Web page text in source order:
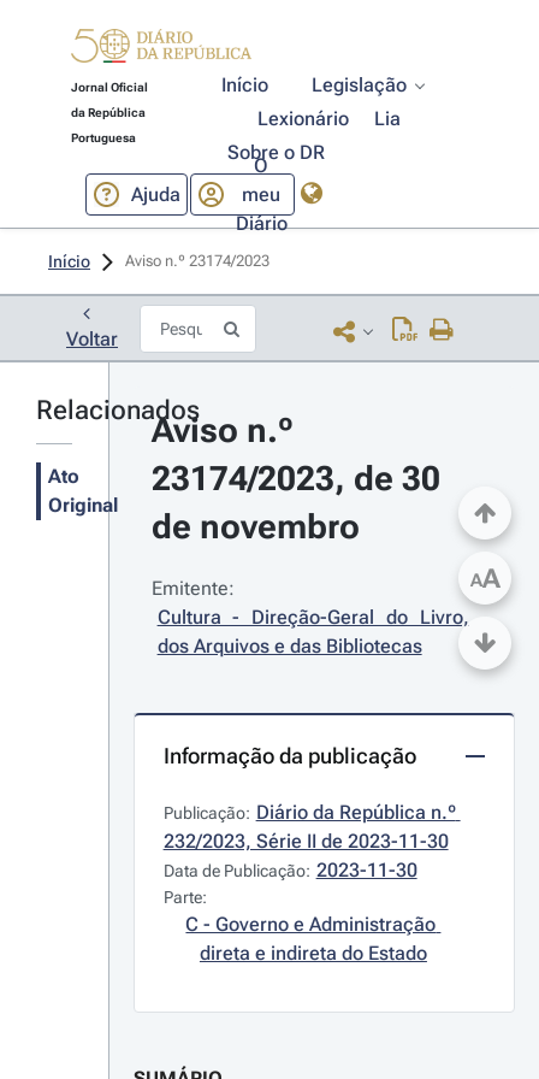
Jornal Oficial
da República
Portuguesa
Início
Legislação
Lexionário
Lia
Sobre o DR
Ajuda
O
meu
Diário
Início Aviso n.º 23174/2023
Voltar
Relacionados
Ato
Original
Aviso n.º
23174/2023, de 30
de novembro
Emitente:
Cultura - Direção-Geral do Livro,
dos Arquivos e das Bibliotecas
Informação da publicação
Publicação: Diário da República n.º
232/2023, Série II de 2023-11-30
Data de Publicação: 2023-11-30
Parte:
C - Governo e Administração
direta e indireta do Estado
AA